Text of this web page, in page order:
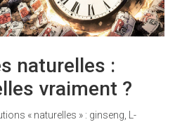
naturelles :
vraiment ?
« naturelles » : ginseng, L-